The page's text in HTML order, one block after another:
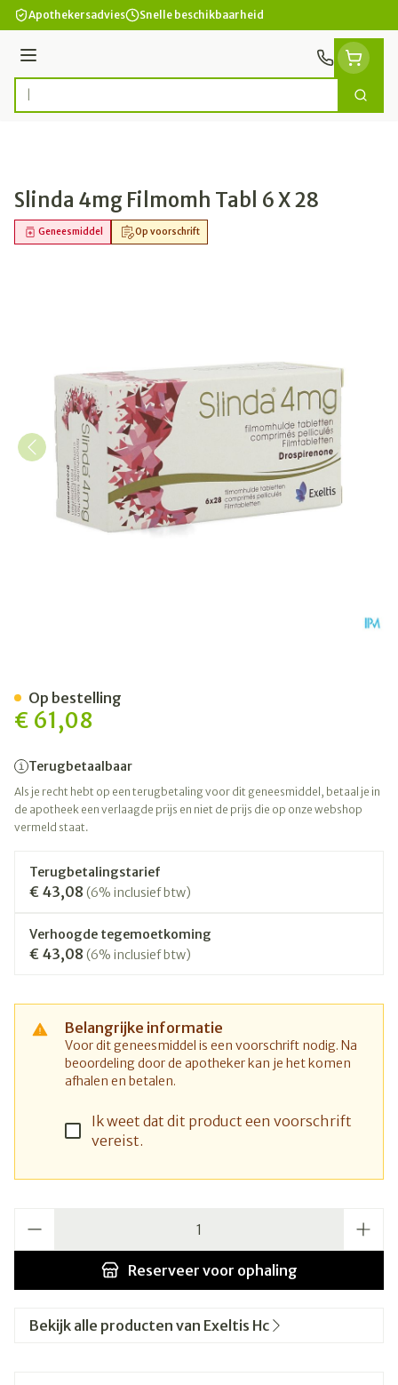
Ga naar de inhoud
Apothekersadvies Snelle beschikbaarheid
Menu
Product, merk, categorie... Zoek
Slinda 4mg Filmomh Tabl 6 X 28
Op voorschrift
Geneesmiddel
€ 61,08
Terugbetaalbaar
Als je recht hebt op een terugbetaling voor dit geneesmiddel, betaal je in
de apotheek een verlaagde prijs en niet de prijs die op onze webshop
vermeld staat.
Terugbetalingstarief
€ 43,08 (6% inclusief btw)
Verhoogde tegemoetkoming
€ 43,08 (6% inclusief btw)
Belangrijke informatie
Voor dit geneesmiddel is een voorschrift nodig. Na
beoordeling door de apotheker kan je het komen
afhalen en betalen.
Ik weet dat dit product een voorschrift
vereist.
Reserveer voor ophaling
Op bestelling
Bekijk alle producten van Exeltis Hc